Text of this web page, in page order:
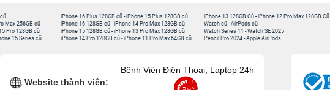
Max 256GB cũ
Pro 128GB cũ
15 Series cũ
iPhone 16 Plus 128GB cũ -iPhone 15 Plus 128GB cũ
iPhone 16 128GB cũ -iPhone 14 Pro Max 128GB cũ
iPhone 15 128GB cũ -iPhone 13 Pro Max 128GB cũ
iPhone 14 Pro 128GB cũ -iPhone 11 Pro Max 64GB cũ
iPhone 13 128GB Cũ -iPhone 12 Pro Max 128GB Cũ
Watch cũ -AirPods cũ
Watch Series 11 -Watch SE 2025
Pencil Pro 2024 -Apple AirPods
Website thành viên:
Bệnh Viện Điện Thoại, Laptop 24h